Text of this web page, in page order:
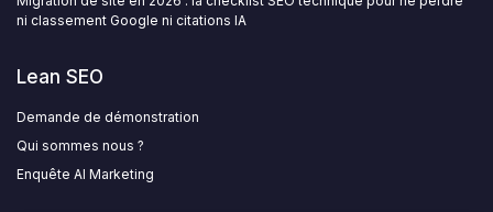
ni classement Google ni citations IA
Lean SEO
Demande de démonstration
Qui sommes nous ?
Enquête AI Marketing